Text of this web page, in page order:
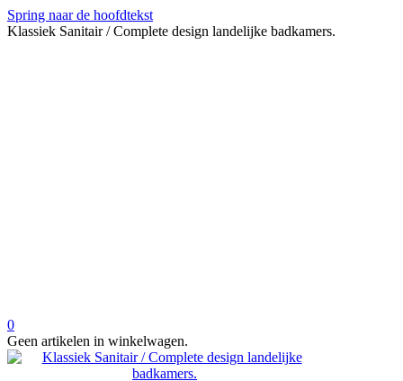
Spring naar de hoofdtekst
Klassiek Sanitair / Complete design landelijke badkamers.
0
Geen artikelen in winkelwagen.